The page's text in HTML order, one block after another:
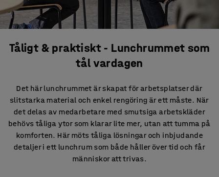
Tåligt & praktiskt - Lunchrummet som
tål vardagen
Det här lunchrummet är skapat för arbetsplatser där
slitstarka material och enkel rengöring är ett måste. När
det delas av medarbetare med smutsiga arbetskläder
behövs tåliga ytor som klarar lite mer, utan att tumma på
komforten. Här möts tåliga lösningar och inbjudande
detaljer i ett lunchrum som både håller över tid och får
människor att trivas.